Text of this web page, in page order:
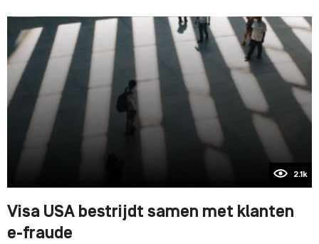
2.1k
Visa USA bestrijdt samen met klanten
e-fraude